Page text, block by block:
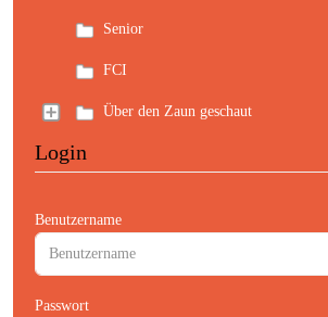
Senior
FCI
Über den Zaun geschaut
Login
Benutzername
Passwort